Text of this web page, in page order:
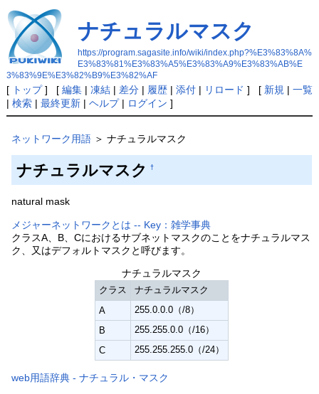
ナチュラルマスク
https://program.sagasite.info/wiki/index.php?%E3%83%8A%
E3%83%81%E3%83%A5%E3%83%A9%E3%83%AB%E
3%83%9E%E3%82%B9%E3%82%AF
[ トップ] [ 編集| 凍結| 差分| 履歴| 添付| リロード ] [ 新規 | 一覧
| 検索| 最終更新| ヘルプ| ログイン ]
ネットワーク用語 ＞ ナチュラルマスク
ナチュラルマスク †
natural mask
メジャーネットワークとは -- Key：雑学事典
クラスA、B、Cにおけるサブネットマスクのことをナチュラルマス
ク、又はデフォルトマスクと呼びます。
ナチュラルマスク
クラス
ナチュラルマスク
A
255.0.0.0（/8）
B
255.255.0.0（/16）
C
255.255.255.0（/24）
web用語辞典 - ナチュラル・マスク